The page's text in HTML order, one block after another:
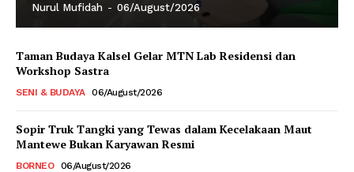
Nurul Mufidah - 06/August/2026
Taman Budaya Kalsel Gelar MTN Lab Residensi dan
Workshop Sastra
SENI & BUDAYA 06/August/2026
Sopir Truk Tangki yang Tewas dalam Kecelakaan Maut
Mantewe Bukan Karyawan Resmi
BORNEO 06/August/2026